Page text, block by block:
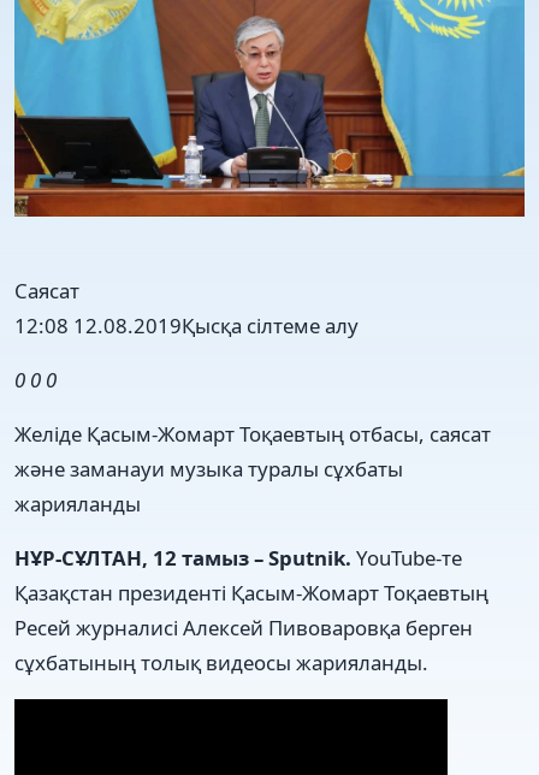
Саясат
12:08 12.08.2019Қысқа сілтеме алу
0 0 0
Желіде Қасым-Жомарт Тоқаевтың отбасы, саясат
және заманауи музыка туралы сұхбаты
жарияланды
НҰР-СҰЛТАН, 12 тамыз – Sputnik. YouTube-те
Қазақстан президенті Қасым-Жомарт Тоқаевтың
Ресей журналисі Алексей Пивоваровқа берген
сұхбатының толық видеосы жарияланды.